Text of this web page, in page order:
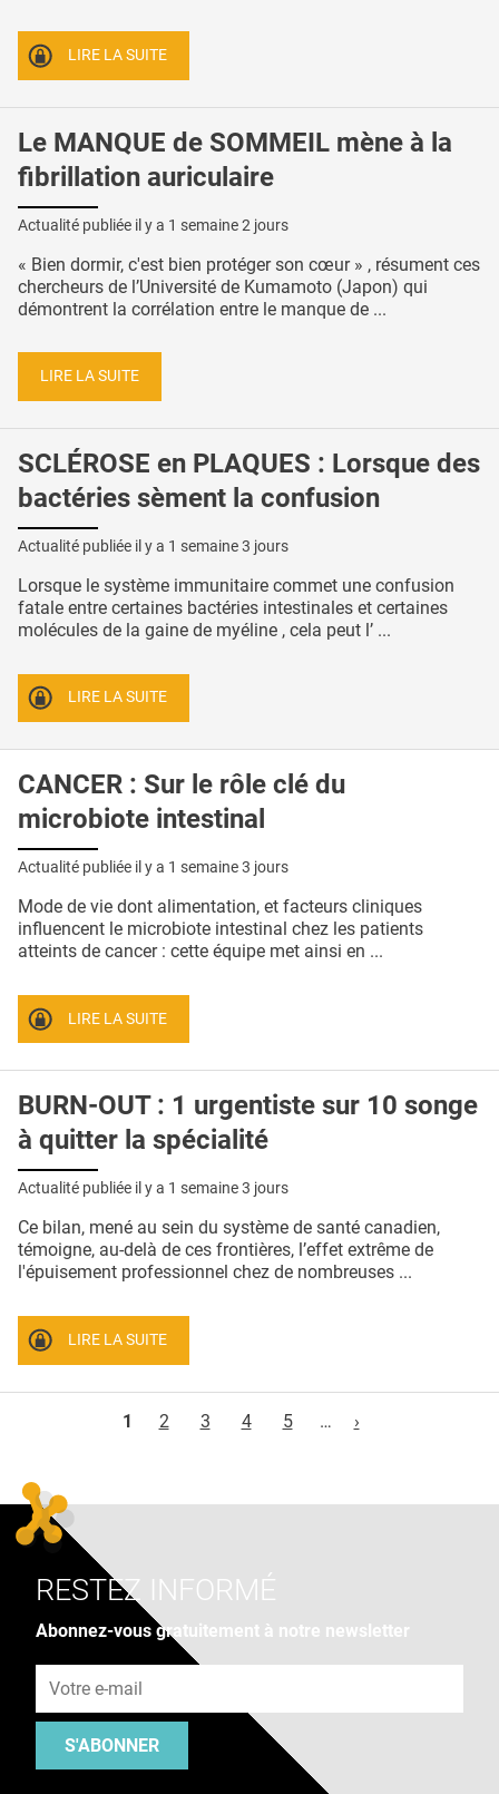
LIRE LA SUITE
Le MANQUE de SOMMEIL mène à la
fibrillation auriculaire
Actualité publiée il y a 1 semaine 2 jours
« Bien dormir, c'est bien protéger son cœur » , résument ces
chercheurs de l’Université de Kumamoto (Japon) qui
démontrent la corrélation entre le manque de ...
LIRE LA SUITE
SCLÉROSE en PLAQUES : Lorsque des
bactéries sèment la confusion
Actualité publiée il y a 1 semaine 3 jours
Lorsque le système immunitaire commet une confusion
fatale entre certaines bactéries intestinales et certaines
molécules de la gaine de myéline , cela peut l’ ...
LIRE LA SUITE
CANCER : Sur le rôle clé du
microbiote intestinal
Actualité publiée il y a 1 semaine 3 jours
Mode de vie dont alimentation, et facteurs cliniques
influencent le microbiote intestinal chez les patients
atteints de cancer : cette équipe met ainsi en ...
LIRE LA SUITE
BURN-OUT : 1 urgentiste sur 10 songe
à quitter la spécialité
Actualité publiée il y a 1 semaine 3 jours
Ce bilan, mené au sein du système de santé canadien,
témoigne, au-delà de ces frontières, l’effet extrême de
l'épuisement professionnel chez de nombreuses ...
LIRE LA SUITE
1
2 3 4 5 … ›
RESTEZ INFORMÉ
Abonnez-vous gratuitement à notre newsletter
S'ABONNER